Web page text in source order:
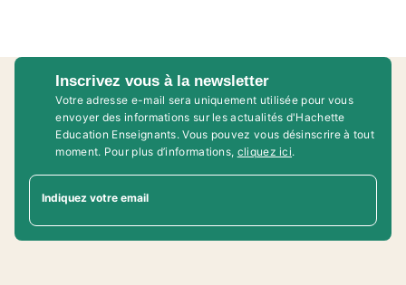
Inscrivez vous à la newsletter
Votre adresse e-mail sera uniquement utilisée pour vous
envoyer des informations sur les actualités d'Hachette
Education Enseignants. Vous pouvez vous désinscrire à tout
moment. Pour plus d’informations, cliquez ici.
Indiquez votre email